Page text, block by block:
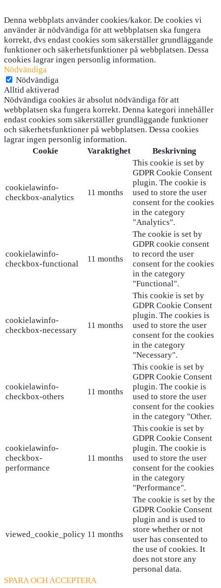
Denna webbplats använder cookies/kakor. De cookies vi
använder är nödvändiga för att webbplatsen ska fungera
korrekt, dvs endast cookies som säkerställer grundläggande
funktioner och säkerhetsfunktioner på webbplatsen. Dessa
cookies lagrar ingen personlig information.
Nödvändiga
Nödvändiga
Alltid aktiverad
Nödvändiga cookies är absolut nödvändiga för att
webbplatsen ska fungera korrekt. Denna kategori innehåller
endast cookies som säkerställer grundläggande funktioner
och säkerhetsfunktioner på webbplatsen. Dessa cookies
lagrar ingen personlig information.
Cookie
Varaktighet Beskrivning
cookielawinfo-
checkbox-analytics
11 months
This cookie is set by
GDPR Cookie Consent
plugin. The cookie is
used to store the user
consent for the cookies
in the category
"Analytics".
cookielawinfo-
checkbox-functional
11 months
The cookie is set by
GDPR cookie consent
to record the user
consent for the cookies
in the category
"Functional".
cookielawinfo-
checkbox-necessary
11 months
This cookie is set by
GDPR Cookie Consent
plugin. The cookies is
used to store the user
consent for the cookies
in the category
"Necessary".
cookielawinfo-
checkbox-others
11 months
This cookie is set by
GDPR Cookie Consent
plugin. The cookie is
used to store the user
consent for the cookies
in the category "Other.
cookielawinfo-
checkbox-
performance
11 months
This cookie is set by
GDPR Cookie Consent
plugin. The cookie is
used to store the user
consent for the cookies
in the category
"Performance".
viewed_cookie_policy 11 months
The cookie is set by the
GDPR Cookie Consent
plugin and is used to
store whether or not
user has consented to
the use of cookies. It
does not store any
personal data.
SPARA OCH ACCEPTERA